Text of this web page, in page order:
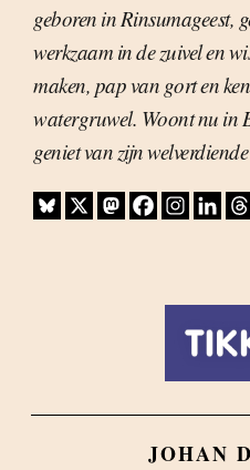
geboren in Rinsumageest,
werkzaam in de zuivel en
maken, pap van gort en
watergruwel. Woont nu in
geniet van zijn
JOHAN